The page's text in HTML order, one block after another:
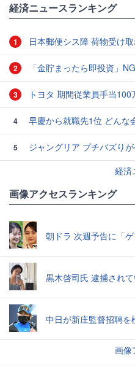
経済ニュースランキング
1 日本郵便シス障 荷物受け
2 「金貯まったら即投資」
3 トヨタ 期間従業員手当100
4 早慶から就職先1位 どんな
5
ジャングリア プチバズり
経済
画像アクセスランキング
朝ドラ 次週予告に「ゲ
黒木啓司氏 逮捕され
中日が新庄監督招聘を
画像